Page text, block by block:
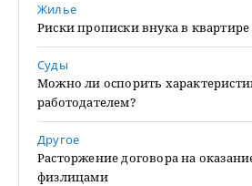
Жилье
Риски прописки внука в
Суды
Можно ли оспорить
работодателем?
Другое
Расторжение договора на
физлицами